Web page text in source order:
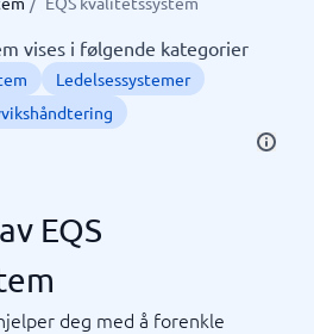
vises i følgende kategorier
Ledelsessystemer
EQS
deg med å forenkle